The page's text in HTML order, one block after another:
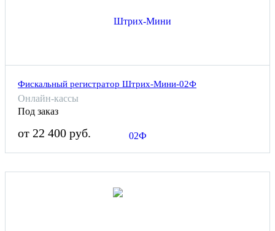
Фискальный регистратор Штрих-Мини-02Ф
Онлайн-кассы
Под заказ
от 22 400 руб.